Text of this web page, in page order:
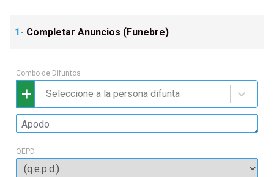
1- Completar Anuncios (Funebre)
Combo de Difuntos
+ Seleccione a la persona difunta
QEPD